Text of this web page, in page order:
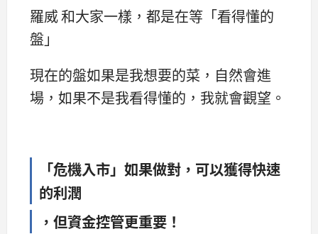
羅威 和大家一樣，都是在等「看得懂的
盤」
現在的盤如果是我想要的菜，自然會進
場，如果不是我看得懂的，我就會觀望。
「危機入市」如果做對，可以獲得快速
的利潤
，但資金控管更重要！